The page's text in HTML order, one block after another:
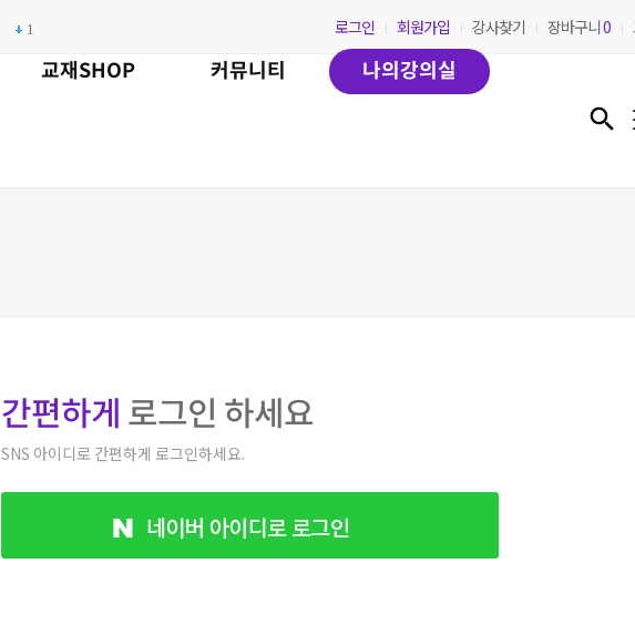
1 로그인 회원가입 강사찾기 장바구니0
교재SHOP 커뮤니티 나의강의실
간편하게 로그인 하세요
SNS 아이디로 간편하게 로그인하세요.